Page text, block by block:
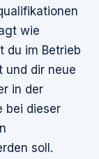
wie
du im Betrieb
und dir neue
in der
bei dieser
soll.